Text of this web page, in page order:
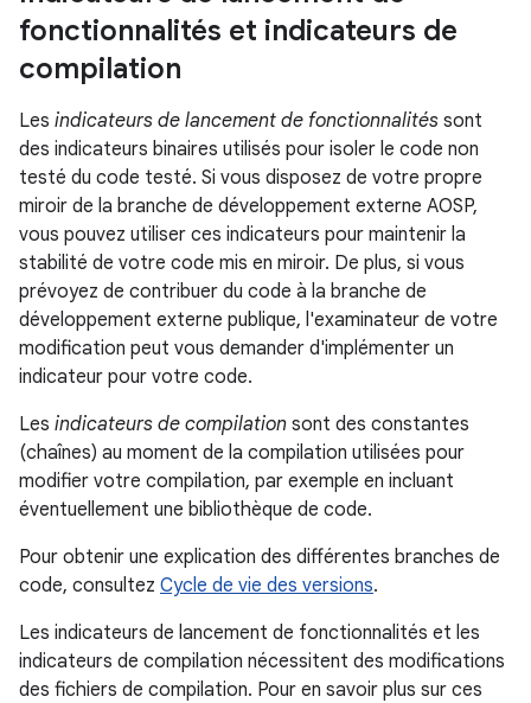
fonctionnalités et indicateurs de
compilation
Les indicateurs de lancement de fonctionnalités sont
des indicateurs binaires utilisés pour isoler le code non
testé du code testé. Si vous disposez de votre propre
miroir de la branche de développement externe AOSP,
vous pouvez utiliser ces indicateurs pour maintenir la
stabilité de votre code mis en miroir. De plus, si vous
prévoyez de contribuer du code à la branche de
développement externe publique, l'examinateur de votre
modification peut vous demander d'implémenter un
indicateur pour votre code.
Les indicateurs de compilation sont des constantes
(chaînes) au moment de la compilation utilisées pour
modifier votre compilation, par exemple en incluant
éventuellement une bibliothèque de code.
Pour obtenir une explication des différentes branches de
code, consultez Cycle de vie des versions.
Les indicateurs de lancement de fonctionnalités et les
indicateurs de compilation nécessitent des modifications
des fichiers de compilation. Pour en savoir plus sur ces